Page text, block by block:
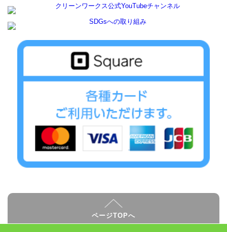
ページTOPへ